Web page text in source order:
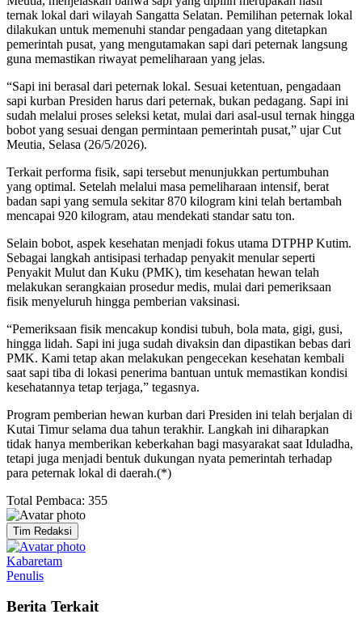
ternak lokal dari wilayah Sangatta Selatan. Pemilihan peternak lokal
dilakukan untuk memenuhi standar pengadaan yang ditetapkan
pemerintah pusat, yang mengutamakan sapi dari peternak langsung
guna memastikan riwayat pemeliharaan yang jelas.
​“Sapi ini berasal dari peternak lokal. Sesuai ketentuan, pengadaan
sapi kurban Presiden harus dari peternak, bukan pedagang. Sapi ini
sudah melalui proses seleksi ketat, mulai dari asal-usul ternak hingga
bobot yang sesuai dengan permintaan pemerintah pusat,” ujar Cut
Meutia, Selasa (26/5/2026).
​Terkait performa fisik, sapi tersebut menunjukkan pertumbuhan
yang optimal. Setelah melalui masa pemeliharaan intensif, berat
badan sapi yang semula sekitar 870 kilogram kini telah bertambah
mencapai 920 kilogram, atau mendekati standar satu ton.
​Selain bobot, aspek kesehatan menjadi fokus utama DTPHP Kutim.
Sebagai langkah antisipasi terhadap penyakit menular seperti
Penyakit Mulut dan Kuku (PMK), tim kesehatan hewan telah
melakukan serangkaian prosedur medis, mulai dari pemeriksaan
fisik menyeluruh hingga pemberian vaksinasi.
​“Pemeriksaan fisik mencakup kondisi tubuh, bola mata, gigi, gusi,
hingga lidah. Sapi ini juga sudah divaksin dan dipastikan bebas dari
PMK. Kami tetap akan melakukan pengecekan kesehatan kembali
saat sapi tiba di lokasi penerima bantuan untuk memastikan kondisi
kesehatannya tetap terjaga,” tegasnya.
​Program pemberian hewan kurban dari Presiden ini telah berjalan di
Kutai Timur selama dua tahun terakhir. Langkah ini diharapkan
tidak hanya memberikan keberkahan bagi masyarakat saat Iduladha,
tetapi juga menjadi bentuk dukungan nyata pemerintah terhadap
para peternak lokal di daerah.(*)
Total Pembaca: 355
Tim Redaksi
Kabaretam
Penulis
Berita Terkait